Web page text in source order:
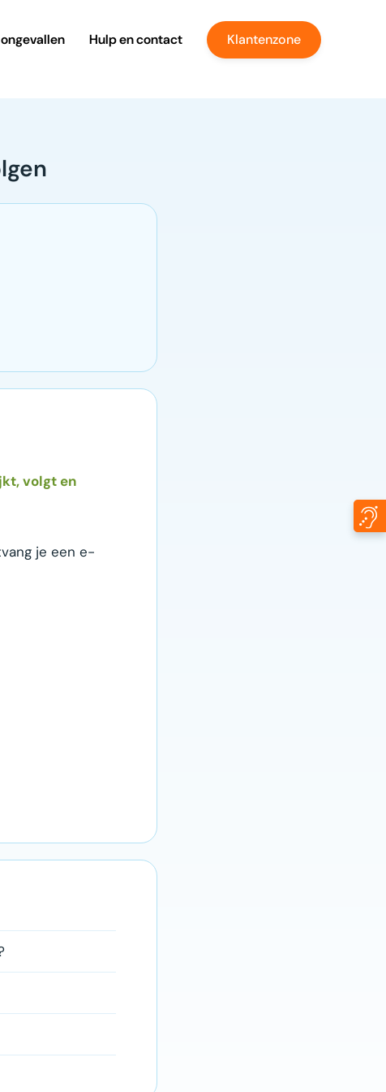
Hulp en contact Klantenzone
volgt en
je een e-